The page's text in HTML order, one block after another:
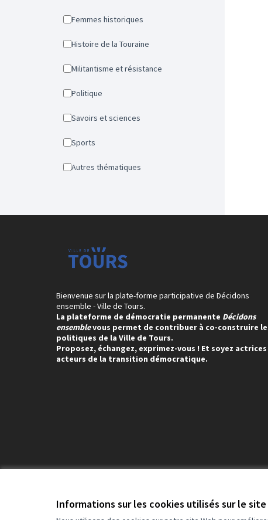
Informations sur les cookies utilisés sur le
Femmes historiques
Histoire de la Touraine
Militantisme et résistance
Politique
Savoirs et sciences
Sports
Autres thématiques
Bienvenue sur la plate-forme participative de Décidons
ensemble - Ville de Tours.
La plateforme de démocratie permanente Décidons
ensemblevous permet de contribuer à co-construire
politiques de la Ville de Tours.
Proposez, échangez, exprimez-vous ! Et soyez
acteurs de la transition démocratique.